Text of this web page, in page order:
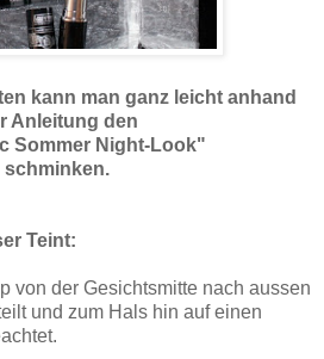
kann man ganz leicht anhand
Anleitung den
Sommer Night-Look"
schminken.
Teint:
von der Gesichtsmitte nach aussen
und zum Hals hin auf einen